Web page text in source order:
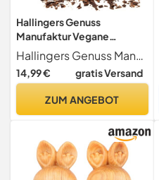
Hallingers Genuss
Manufaktur Vegane
Schokolade Oster-
Geschenk - Tafel aus
handgeschöpftem
edler Karton "Vom
Ostern Körbchen für Frauen
Männer
Hallingers Genuss Manufaktur
14,99 € gratis Versand
ZUM ANGEBOT